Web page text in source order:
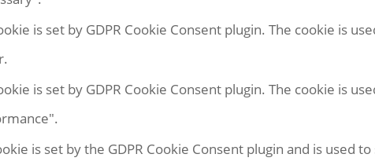
is set by GDPR Cookie Consent plugin. The cookie is
is set by GDPR Cookie Consent plugin. The cookie is
is set by the GDPR Cookie Consent plugin and is used